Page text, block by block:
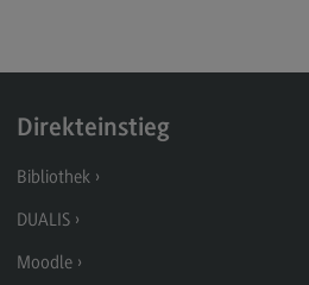
Executive Engineering
Modulangebot
Besonderheiten und Highlights
Berufsperspektiven
Direkteinstieg
Bibliothek
DUALIS
Moodle